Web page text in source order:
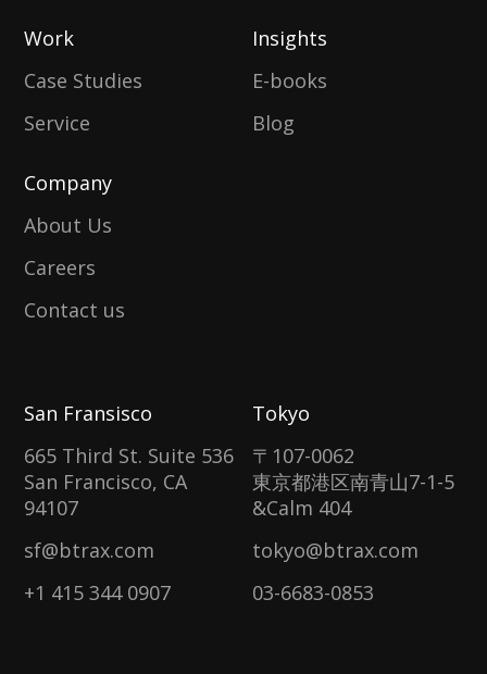
Work
Case Studies
Service
Insights
E-books
Blog
Company
About Us
Careers
Contact us
San Fransisco
665 Third St. Suite 536
San Francisco, CA
94107
sf@btrax.com
+1 415 344 0907
Tokyo
〒107-0062
東京都港区南青山7-1-5
&Calm 404
tokyo@btrax.com
03-6683-0853